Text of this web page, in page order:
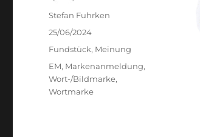
Author
Stefan Fuhrken
Posted
25/06/2024
Categories
Fundstück, Meinung
Tags
EM, Markenanmeldung,
Wort-/Bildmarke,
Wortmarke